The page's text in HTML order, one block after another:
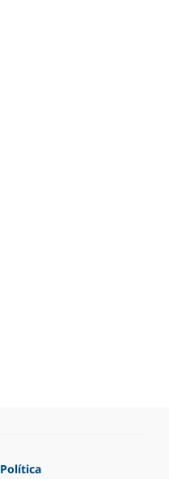
Política